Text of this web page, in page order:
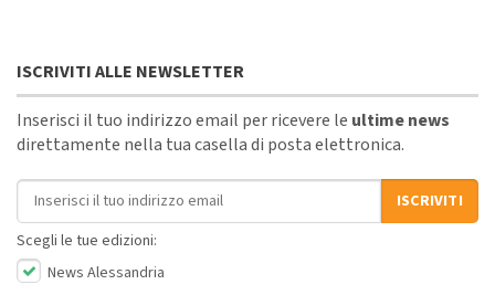
ISCRIVITI ALLE NEWSLETTER
Inserisci il tuo indirizzo email per ricevere le ultime news
direttamente nella tua casella di posta elettronica.
Indirizzo email
ISCRIVITI
Scegli le tue edizioni:
News Alessandria